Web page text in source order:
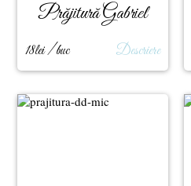
Prăjitură Gabriel
18lei / buc Descriere